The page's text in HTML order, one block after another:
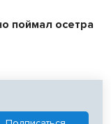
поймал осетра